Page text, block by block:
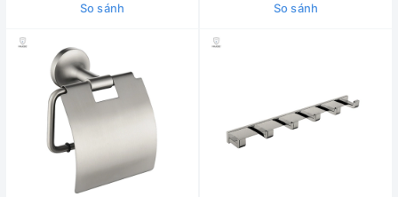
So sánh
So sánh